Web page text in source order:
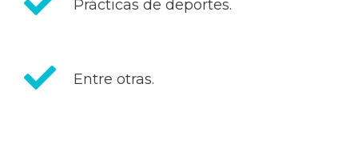
Prácticas de deportes.
Entre otras.